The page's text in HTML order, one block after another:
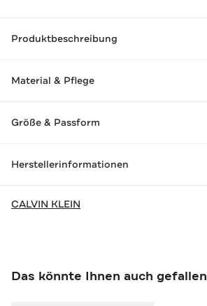
Produktbeschreibung
Material & Pflege
Größe & Passform
Herstellerinformationen
CALVIN KLEIN
Das könnte Ihnen auch gefallen